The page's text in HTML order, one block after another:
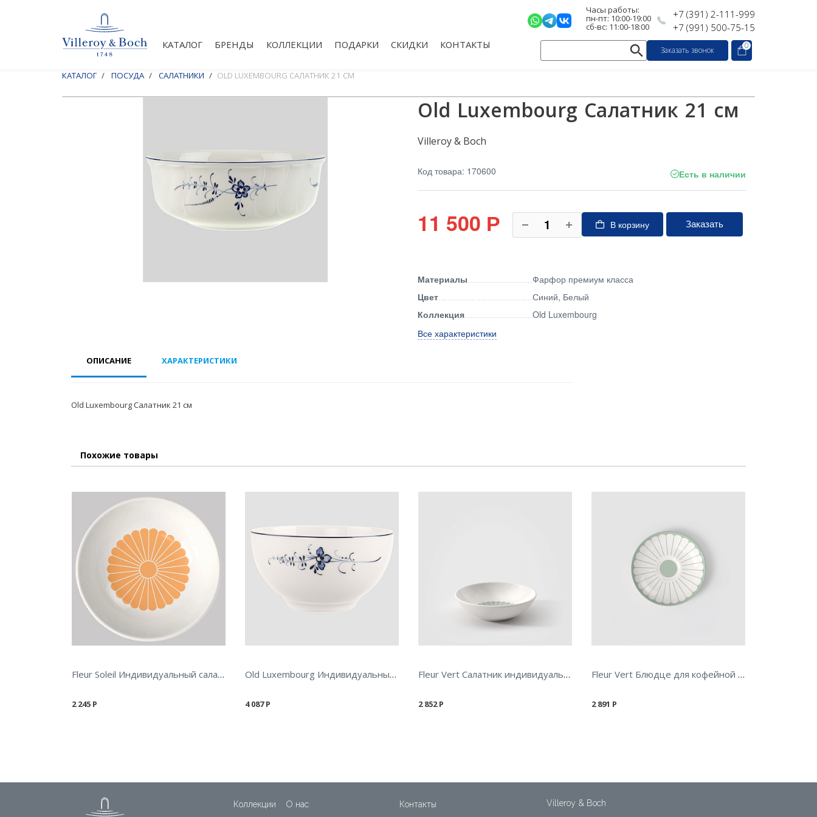
КАТАЛОГ БРЕНДЫ КОЛЛЕКЦИИ ПОДАРКИ СКИДКИ КОНТАКТЫ
Часы работы:
пн-пт: 10:00-19:00
сб-вс: 11:00-18:00
+7 (391) 2-111-999
+7 (991) 500-75-15
Заказать звонок 0
КАТАЛОГ ПОСУДА САЛАТНИКИ OLD LUXEMBOURG САЛАТНИК 21 СМ
Old Luxembourg Салатник 21 см
Villeroy & Boch
Код товара: 170600 Есть в наличии
11 500 Р В корзину Заказать
Материалы
Фарфор премиум класса
Цвет
Синий, Белый
Коллекция
Old Luxembourg
Все характеристики
ОПИСАНИЕ ХАРАКТЕРИСТИКИ
Old Luxembourg Салатник 21 см
Похожие товары
Fleur Soleil Индивидуальный салатник 110 мл
2 245 Р
Old Luxembourg Индивидуальный салатник 0,7л
4 087Р
Fleur Vert Салатник индивидуальный 13 см 110 мл
2 852Р
Fleur Vert Блюдце для кофейной чашки 14,8 см
2 891 Р
Коллекции О нас Контакты Villeroy & Boch